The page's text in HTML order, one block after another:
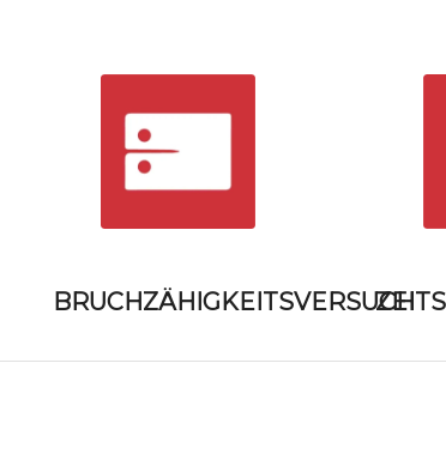
BRUCHZÄHIGKEITSVERSUCH